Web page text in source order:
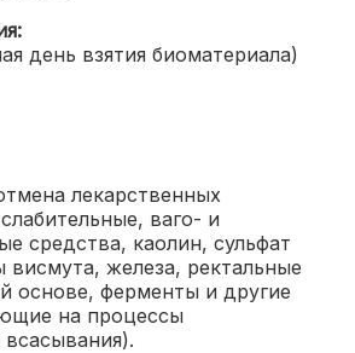
день взятия биоматериала)
лекарственных
ваго- и
средства, каолин, сульфат
висмута, железа, ректальные
основе, ферменты и другие
на процессы